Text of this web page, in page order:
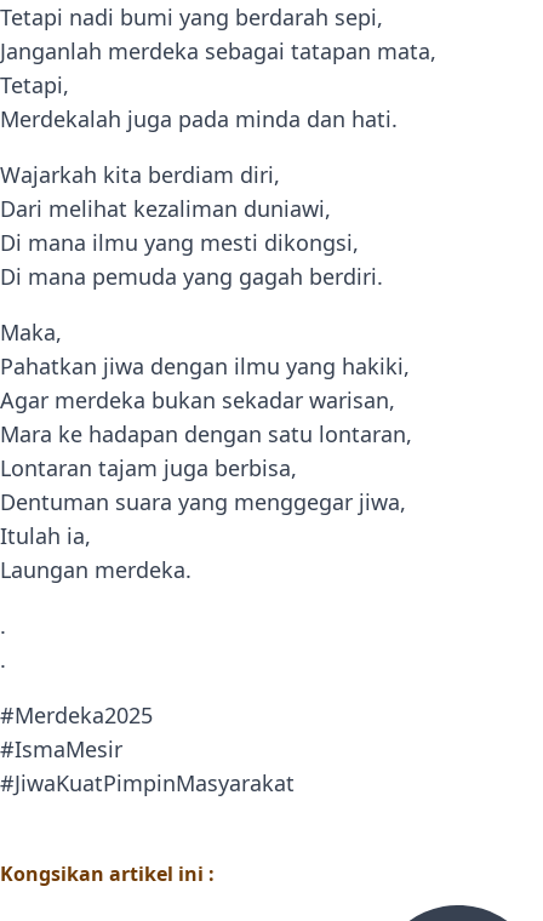
Tetapi nadi bumi yang berdarah sepi,
Janganlah merdeka sebagai tatapan mata,
Tetapi,
Merdekalah juga pada minda dan hati.
Wajarkah kita berdiam diri,
Dari melihat kezaliman duniawi,
Di mana ilmu yang mesti dikongsi,
Di mana pemuda yang gagah berdiri.
Maka,
Pahatkan jiwa dengan ilmu yang hakiki,
Agar merdeka bukan sekadar warisan,
Mara ke hadapan dengan satu lontaran,
Lontaran tajam juga berbisa,
Dentuman suara yang menggegar jiwa,
Itulah ia,
Laungan merdeka.
.
.
#Merdeka2025
#IsmaMesir
#JiwaKuatPimpinMasyarakat
Kongsikan artikel ini :